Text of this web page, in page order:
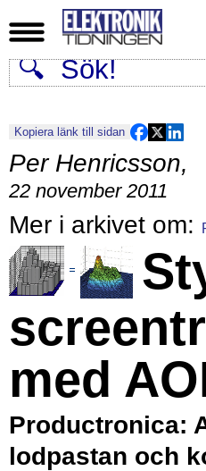
Kopiera länk till sidan
Per Henricsson,
22 november 2011
med
Productronica:
lodpastan och